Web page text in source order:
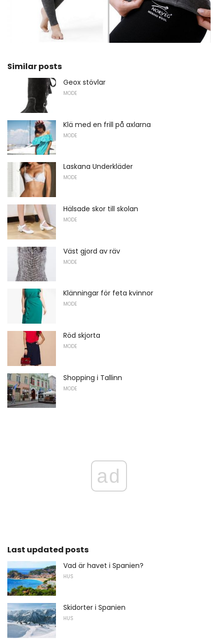
Similar posts
Geox stövlar
MODE
Klä med en frill på axlarna
MODE
Laskana Underkläder
MODE
Hälsade skor till skolan
MODE
Väst gjord av räv
MODE
Klänningar för feta kvinnor
MODE
Röd skjorta
MODE
Shopping i Tallinn
MODE
ad
Last updated posts
Vad är havet i Spanien?
HUS
Skidorter i Spanien
HUS